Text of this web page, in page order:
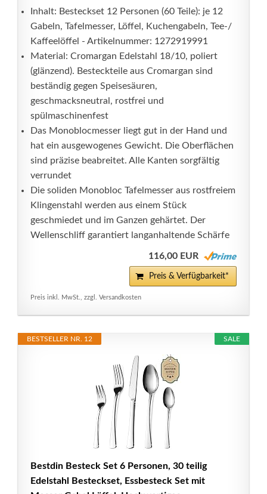
Inhalt: Besteckset 12 Personen (60 Teile): je 12
Gabeln, Tafelmesser, Löffel, Kuchengabeln, Tee-/
Kaffeelöffel - Artikelnummer: 1272919991
Material: Cromargan Edelstahl 18/10, poliert
(glänzend). Besteckteile aus Cromargan sind
beständig gegen Speisesäuren,
geschmacksneutral, rostfrei und
spülmaschinenfest
Das Monoblocmesser liegt gut in der Hand und
hat ein ausgewogenes Gewicht. Die Oberflächen
sind präzise beabreitet. Alle Kanten sorgfältig
verrundet
Die soliden Monobloc Tafelmesser aus rostfreiem
Klingenstahl werden aus einem Stück
geschmiedet und im Ganzen gehärtet. Der
Wellenschliff garantiert langanhaltende Schärfe
116,00 EUR
Preis & Verfügbarkeit*
Preis inkl. MwSt., zzgl. Versandkosten
SALE
BESTSELLER NR. 12
Bestdin Besteck Set 6 Personen, 30 teilig
Edelstahl Besteckset, Essbesteck Set mit